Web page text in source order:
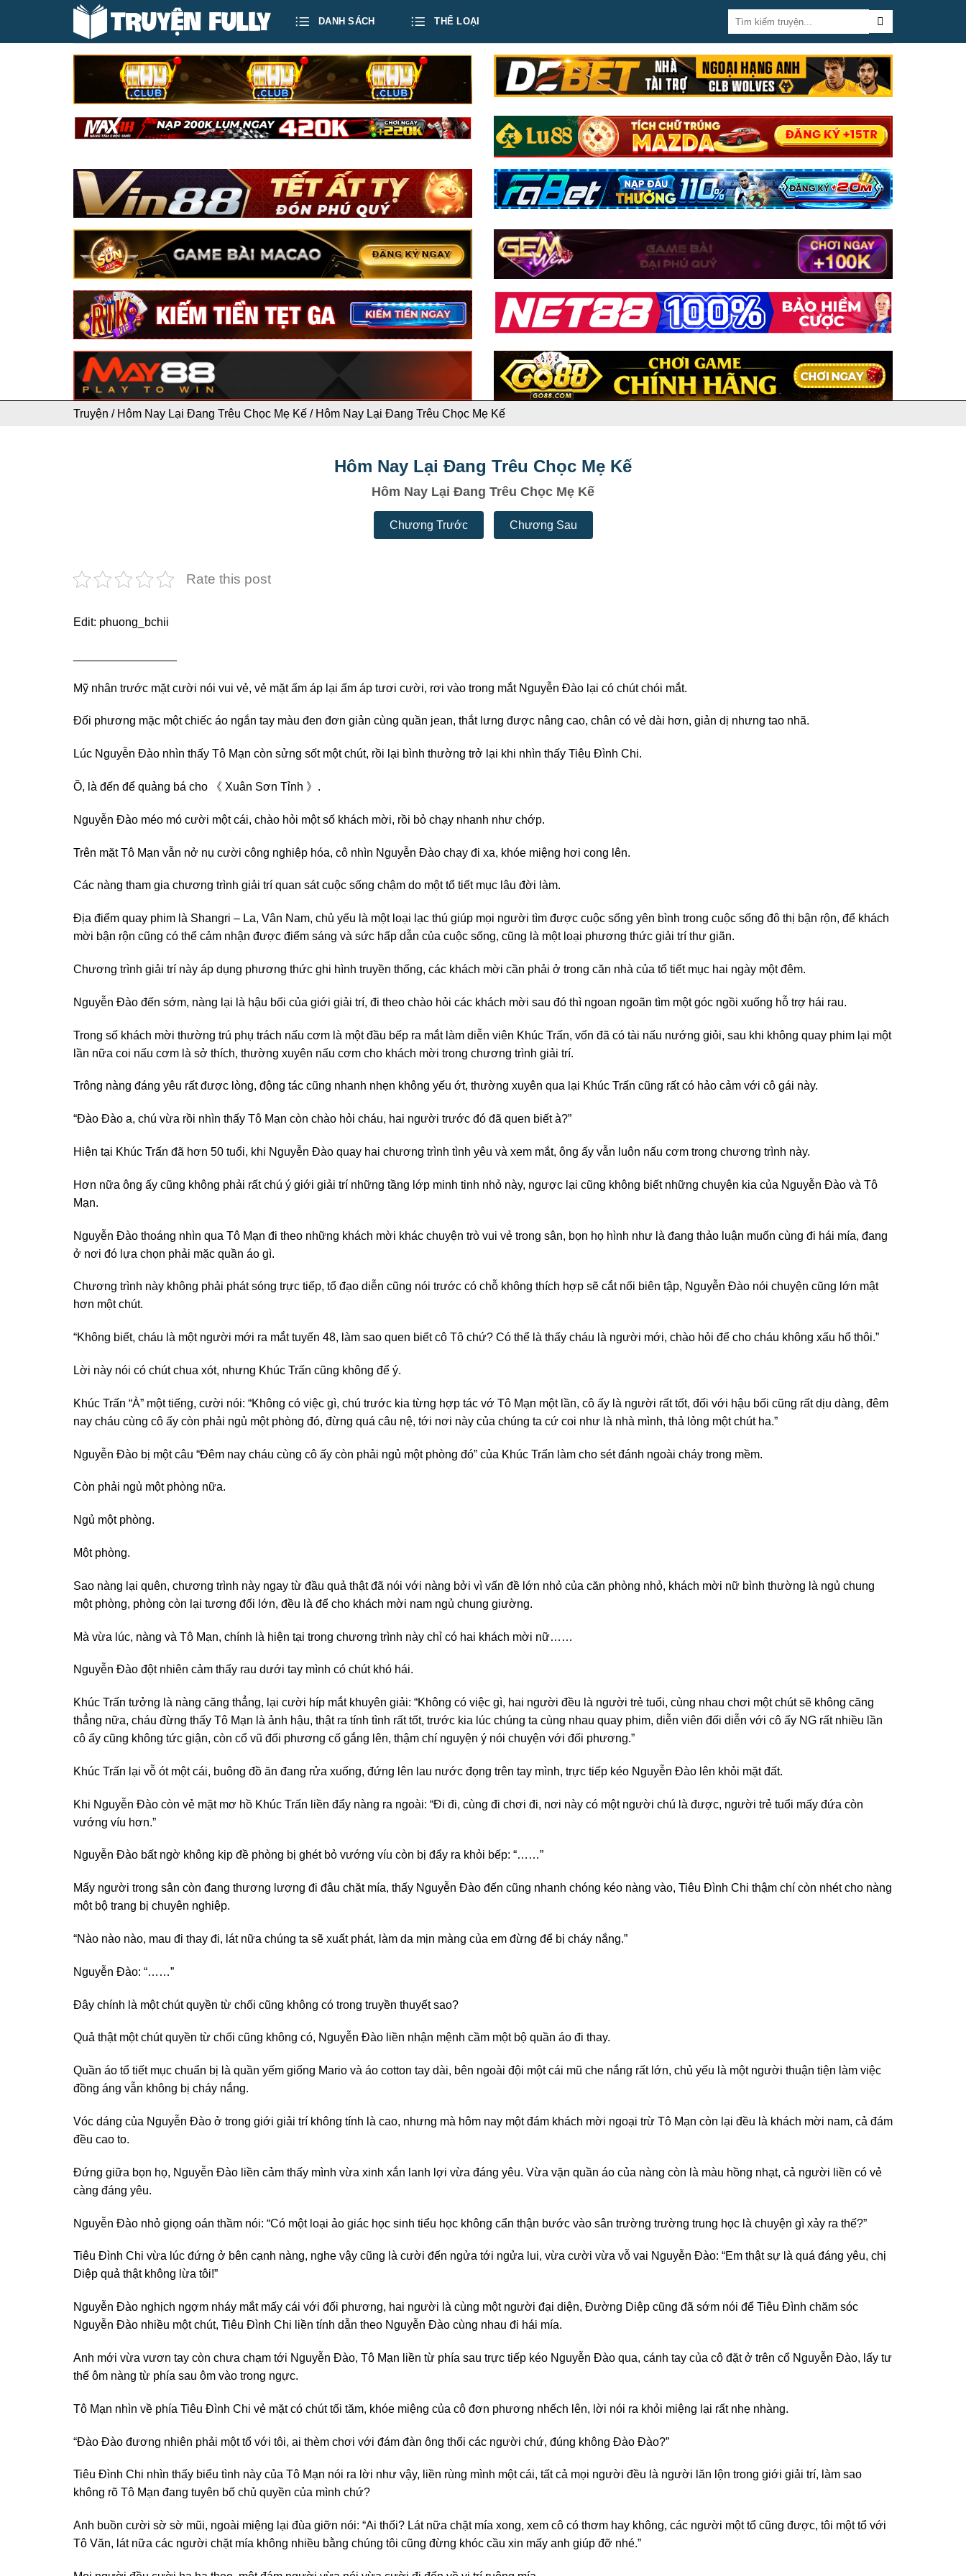
DANH SÁCH THỂ LOẠI
Truyện / Hôm Nay Lại Đang Trêu Chọc Mẹ Kế / Hôm Nay Lại Đang Trêu Chọc Mẹ Kế
Hôm Nay Lại Đang Trêu Chọc Mẹ Kế
Hôm Nay Lại Đang Trêu Chọc Mẹ Kế
Chương Trước Chương Sau
Rate this post
Edit: phuong_bchii
Mỹ nhân trước mặt cười nói vui vẻ, vẻ mặt ấm áp lại ấm áp tươi cười, rơi vào trong mắt Nguyễn Đào lại có chút chói mắt.
Đối phương mặc một chiếc áo ngắn tay màu đen đơn giản cùng quần jean, thắt lưng được nâng cao, chân có vẻ dài hơn, giản dị nhưng tao nhã.
Lúc Nguyễn Đào nhìn thấy Tô Mạn còn sửng sốt một chút, rồi lại bình thường trở lại khi nhìn thấy Tiêu Đình Chi.
Ồ, là đến để quảng bá cho 《 Xuân Sơn Tỉnh 》.
Nguyễn Đào méo mó cười một cái, chào hỏi một số khách mời, rồi bỏ chạy nhanh như chớp.
Trên mặt Tô Mạn vẫn nở nụ cười công nghiệp hóa, cô nhìn Nguyễn Đào chạy đi xa, khóe miệng hơi cong lên.
Các nàng tham gia chương trình giải trí quan sát cuộc sống chậm do một tổ tiết mục lâu đời làm.
Địa điểm quay phim là Shangri – La, Vân Nam, chủ yếu là một loại lạc thú giúp mọi người tìm được cuộc sống yên bình trong cuộc sống đô thị bận rộn, để khách
mời bận rộn cũng có thể cảm nhận được điểm sáng và sức hấp dẫn của cuộc sống, cũng là một loại phương thức giải trí thư giãn.
Chương trình giải trí này áp dụng phương thức ghi hình truyền thống, các khách mời cần phải ở trong căn nhà của tổ tiết mục hai ngày một đêm.
Nguyễn Đào đến sớm, nàng lại là hậu bối của giới giải trí, đi theo chào hỏi các khách mời sau đó thì ngoan ngoãn tìm một góc ngồi xuống hỗ trợ hái rau.
Trong số khách mời thường trú phụ trách nấu cơm là một đầu bếp ra mắt làm diễn viên Khúc Trấn, vốn đã có tài nấu nướng giỏi, sau khi không quay phim lại một
lần nữa coi nấu cơm là sở thích, thường xuyên nấu cơm cho khách mời trong chương trình giải trí.
Trông nàng đáng yêu rất được lòng, động tác cũng nhanh nhẹn không yếu ớt, thường xuyên qua lại Khúc Trấn cũng rất có hảo cảm với cô gái này.
“Đào Đào a, chú vừa rồi nhìn thấy Tô Mạn còn chào hỏi cháu, hai người trước đó đã quen biết à?”
Hiện tại Khúc Trấn đã hơn 50 tuổi, khi Nguyễn Đào quay hai chương trình tình yêu và xem mắt, ông ấy vẫn luôn nấu cơm trong chương trình này.
Hơn nữa ông ấy cũng không phải rất chú ý giới giải trí những tầng lớp minh tinh nhỏ này, ngược lại cũng không biết những chuyện kia của Nguyễn Đào và Tô
Mạn.
Nguyễn Đào thoáng nhìn qua Tô Mạn đi theo những khách mời khác chuyện trò vui vẻ trong sân, bọn họ hình như là đang thảo luận muốn cùng đi hái mía, đang
ở nơi đó lựa chọn phải mặc quần áo gì.
Chương trình này không phải phát sóng trực tiếp, tổ đạo diễn cũng nói trước có chỗ không thích hợp sẽ cắt nối biên tập, Nguyễn Đào nói chuyện cũng lớn mật
hơn một chút.
“Không biết, cháu là một người mới ra mắt tuyến 48, làm sao quen biết cô Tô chứ? Có thể là thấy cháu là người mới, chào hỏi để cho cháu không xấu hổ thôi.”
Lời này nói có chút chua xót, nhưng Khúc Trấn cũng không để ý.
Khúc Trấn “À” một tiếng, cười nói: “Không có việc gì, chú trước kia từng hợp tác vớ Tô Mạn một lần, cô ấy là người rất tốt, đối với hậu bối cũng rất dịu dàng, đêm
nay cháu cùng cô ấy còn phải ngủ một phòng đó, đừng quá câu nệ, tới nơi này của chúng ta cứ coi như là nhà mình, thả lỏng một chút ha.”
Nguyễn Đào bị một câu “Đêm nay cháu cùng cô ấy còn phải ngủ một phòng đó” của Khúc Trấn làm cho sét đánh ngoài cháy trong mềm.
Còn phải ngủ một phòng nữa.
Ngủ một phòng.
Một phòng.
Sao nàng lại quên, chương trình này ngay từ đầu quả thật đã nói với nàng bởi vì vấn đề lớn nhỏ của căn phòng nhỏ, khách mời nữ bình thường là ngủ chung
một phòng, phòng còn lại tương đối lớn, đều là để cho khách mời nam ngủ chung giường.
Mà vừa lúc, nàng và Tô Mạn, chính là hiện tại trong chương trình này chỉ có hai khách mời nữ……
Nguyễn Đào đột nhiên cảm thấy rau dưới tay mình có chút khó hái.
Khúc Trấn tưởng là nàng căng thẳng, lại cười híp mắt khuyên giải: “Không có việc gì, hai người đều là người trẻ tuổi, cùng nhau chơi một chút sẽ không căng
thẳng nữa, cháu đừng thấy Tô Mạn là ảnh hậu, thật ra tính tình rất tốt, trước kia lúc chúng ta cùng nhau quay phim, diễn viên đối diễn với cô ấy NG rất nhiều lần
cô ấy cũng không tức giận, còn cổ vũ đối phương cố gắng lên, thậm chí nguyện ý nói chuyện với đối phương.”
Khúc Trấn lại vỗ ót một cái, buông đồ ăn đang rửa xuống, đứng lên lau nước đọng trên tay mình, trực tiếp kéo Nguyễn Đào lên khỏi mặt đất.
Khi Nguyễn Đào còn vẻ mặt mơ hồ Khúc Trấn liền đẩy nàng ra ngoài: “Đi đi, cùng đi chơi đi, nơi này có một người chú là được, người trẻ tuổi mấy đứa còn
vướng víu hơn.”
Nguyễn Đào bất ngờ không kịp đề phòng bị ghét bỏ vướng víu còn bị đẩy ra khỏi bếp: “……”
Mấy người trong sân còn đang thương lượng đi đâu chặt mía, thấy Nguyễn Đào đến cũng nhanh chóng kéo nàng vào, Tiêu Đình Chi thậm chí còn nhét cho nàng
một bộ trang bị chuyên nghiệp.
“Nào nào nào, mau đi thay đi, lát nữa chúng ta sẽ xuất phát, làm da mịn màng của em đừng để bị cháy nắng.”
Nguyễn Đào: “……”
Đây chính là một chút quyền từ chối cũng không có trong truyền thuyết sao?
Quả thật một chút quyền từ chối cũng không có, Nguyễn Đào liền nhận mệnh cầm một bộ quần áo đi thay.
Quần áo tổ tiết mục chuẩn bị là quần yếm giống Mario và áo cotton tay dài, bên ngoài đội một cái mũ che nắng rất lớn, chủ yếu là một người thuận tiện làm việc
đồng áng vẫn không bị cháy nắng.
Vóc dáng của Nguyễn Đào ở trong giới giải trí không tính là cao, nhưng mà hôm nay một đám khách mời ngoại trừ Tô Mạn còn lại đều là khách mời nam, cả đám
đều cao to.
Đứng giữa bọn họ, Nguyễn Đào liền cảm thấy mình vừa xinh xắn lanh lợi vừa đáng yêu. Vừa vặn quần áo của nàng còn là màu hồng nhạt, cả người liền có vẻ
càng đáng yêu.
Nguyễn Đào nhỏ giọng oán thầm nói: “Có một loại ảo giác học sinh tiểu học không cẩn thận bước vào sân trường trường trung học là chuyện gì xảy ra thế?”
Tiêu Đình Chi vừa lúc đứng ở bên cạnh nàng, nghe vậy cũng là cười đến ngửa tới ngửa lui, vừa cười vừa vỗ vai Nguyễn Đào: “Em thật sự là quá đáng yêu, chị
Diệp quả thật không lừa tôi!”
Nguyễn Đào nghịch ngợm nháy mắt mấy cái với đối phương, hai người là cùng một người đại diện, Đường Diệp cũng đã sớm nói để Tiêu Đình chăm sóc
Nguyễn Đào nhiều một chút, Tiêu Đình Chi liền tính dẫn theo Nguyễn Đào cùng nhau đi hái mía.
Anh mới vừa vươn tay còn chưa chạm tới Nguyễn Đào, Tô Mạn liền từ phía sau trực tiếp kéo Nguyễn Đào qua, cánh tay của cô đặt ở trên cổ Nguyễn Đào, lấy tư
thế ôm nàng từ phía sau ôm vào trong ngực.
Tô Mạn nhìn về phía Tiêu Đình Chi vẻ mặt có chút tối tăm, khóe miệng của cô đơn phương nhếch lên, lời nói ra khỏi miệng lại rất nhẹ nhàng.
“Đào Đào đương nhiên phải một tổ với tôi, ai thèm chơi với đám đàn ông thối các người chứ, đúng không Đào Đào?”
Tiêu Đình Chi nhìn thấy biểu tình này của Tô Mạn nói ra lời như vậy, liền rùng mình một cái, tất cả mọi người đều là người lăn lộn trong giới giải trí, làm sao
không rõ Tô Mạn đang tuyên bố chủ quyền của mình chứ?
Anh buồn cười sờ sờ mũi, ngoài miệng lại đùa giỡn nói: “Ai thối? Lát nữa chặt mía xong, xem cô có thơm hay không, các người một tổ cũng được, tôi một tổ với
Tô Văn, lát nữa các người chặt mía không nhiều bằng chúng tôi cũng đừng khóc cầu xin mấy anh giúp đỡ nhé.”